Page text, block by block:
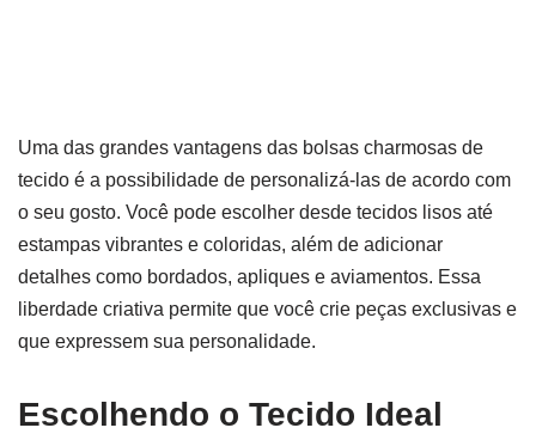
Uma das grandes vantagens das bolsas charmosas de
tecido é a possibilidade de personalizá-las de acordo com
o seu gosto. Você pode escolher desde tecidos lisos até
estampas vibrantes e coloridas, além de adicionar
detalhes como bordados, apliques e aviamentos. Essa
liberdade criativa permite que você crie peças exclusivas e
que expressem sua personalidade.
Escolhendo o Tecido Ideal